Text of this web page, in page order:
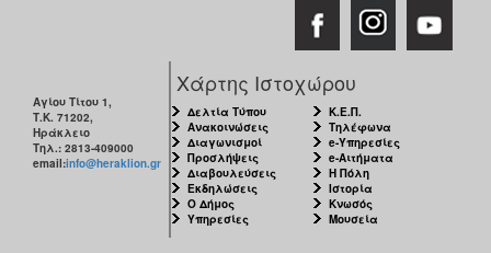
Αγίου Τίτου 1,
Τ.Κ. 71202,
Ηράκλειο
Τηλ.: 2813-409000
email:info@heraklion.gr
Χάρτης Ιστοχώρου
Δελτία Τύπου
Ανακοινώσεις
Διαγωνισμοί
Προσλήψεις
Διαβουλεύσεις
Εκδηλώσεις
Ο Δήμος
Υπηρεσίες
Κ.Ε.Π.
Τηλέφωνα
e-Υπηρεσίες
e-Αιτήματα
Η Πόλη
Ιστορία
Κνωσός
Μουσεία